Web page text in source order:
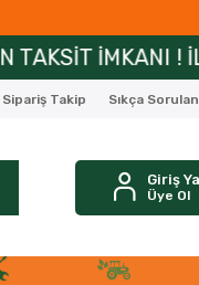
! İLETİŞİME
Sipariş Takip Sıkça
Giriş
Üye Ol